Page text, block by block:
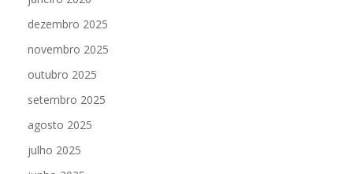
dezembro 2025
novembro 2025
outubro 2025
setembro 2025
agosto 2025
julho 2025